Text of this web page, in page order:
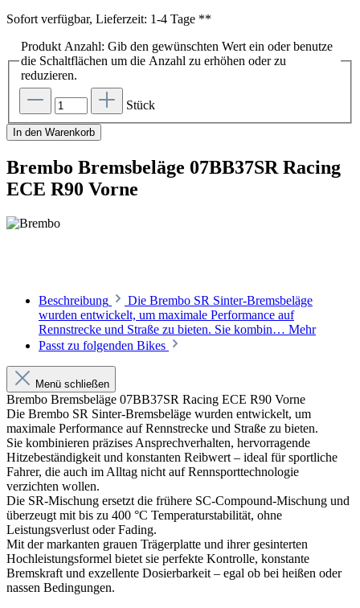
Sofort verfügbar, Lieferzeit: 1-4 Tage **
Produkt Anzahl: Gib den gewünschten Wert ein oder benutze
die Schaltflächen um die Anzahl zu erhöhen oder zu
reduzieren.
Stück
In den Warenkorb
Brembo Bremsbeläge 07BB37SR Racing
ECE R90 Vorne
Beschreibung
Die Brembo SR Sinter-Bremsbeläge
wurden entwickelt, um maximale Performance auf
Rennstrecke und Straße zu bieten. Sie kombin… Mehr
Passt zu folgenden Bikes
Menü schließen
Brembo Bremsbeläge 07BB37SR Racing ECE R90 Vorne
Die Brembo SR Sinter-Bremsbeläge wurden entwickelt, um
maximale Performance auf Rennstrecke und Straße zu bieten.
Sie kombinieren präzises Ansprechverhalten, hervorragende
Hitzebeständigkeit und konstanten Reibwert – ideal für sportliche
Fahrer, die auch im Alltag nicht auf Rennsporttechnologie
verzichten wollen.
Die SR-Mischung ersetzt die frühere SC-Compound-Mischung und
überzeugt mit bis zu 400 °C Temperaturstabilität, ohne
Leistungsverlust oder Fading.
Mit der markanten grauen Trägerplatte und ihrer gesinterten
Hochleistungsformel bietet sie perfekte Kontrolle, konstante
Bremskraft und exzellente Dosierbarkeit – egal ob bei heißen oder
nassen Bedingungen.